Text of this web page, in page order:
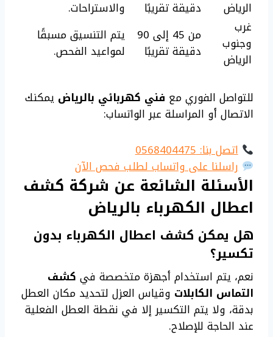
الرياض
دقيقة تقريبًا
والاستراحات.
غرب
وجنوب
الرياض
من 45 إلى 90
دقيقة تقريبًا
يتم التنسيق مسبقًا
لمواعيد الفحص.
للتواصل الفوري مع فني كهربائي بالرياض يمكنك
الاتصال أو المراسلة عبر الواتساب:
اتصل بنا: 0568404475
راسلنا على واتساب لطلب فحص الآن
الأسئلة الشائعة عن شركة كشف
اعطال الكهرباء بالرياض
هل يمكن كشف اعطال الكهرباء بدون
تكسير؟
نعم، يتم استخدام أجهزة متخصصة في كشف
التماس الكابلات وقياس العزل لتحديد مكان العطل
بدقة، ولا يتم التكسير إلا في نقطة العطل الفعلية
عند الحاجة للإصلاح.